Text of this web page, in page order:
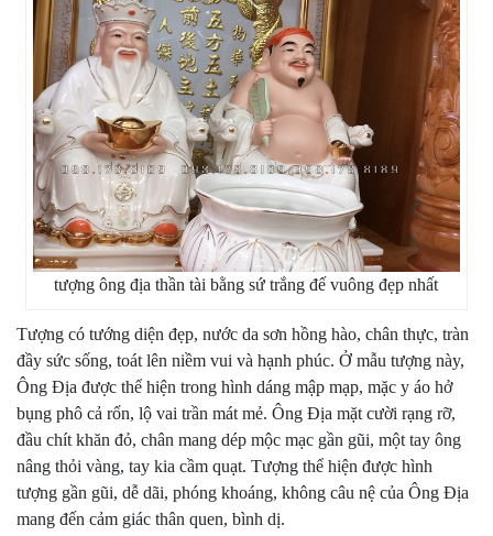
tượng ông địa thần tài bằng sứ trắng đế vuông đẹp nhất
Tượng có tướng diện đẹp, nước da sơn hồng hào, chân thực, tràn
đầy sức sống, toát lên niềm vui và hạnh phúc. Ở mẫu tượng này,
Ông Địa được thể hiện trong hình dáng mập mạp, mặc y áo hở
bụng phô cả rốn, lộ vai trần mát mẻ. Ông Địa mặt cười rạng rỡ,
đầu chít khăn đỏ, chân mang dép mộc mạc gần gũi, một tay ông
nâng thỏi vàng, tay kia cầm quạt. Tượng thể hiện được hình
tượng gần gũi, dễ dãi, phóng khoáng, không câu nệ của Ông Địa
mang đến cảm giác thân quen, bình dị.